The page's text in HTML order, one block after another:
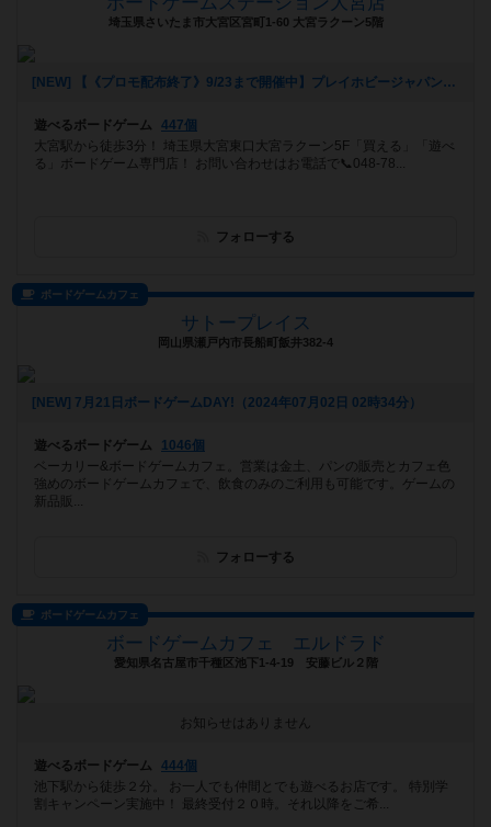
埼玉県さいたま市大宮区宮町1-60 大宮ラクーン5階
[NEW] 【《プロモ配布終了》9/23まで開催中】プレイホビージャパン！第31回 クトナー・ホラ：銀の町《土地権協定》体験会（2024年08月11日 16時22分）
遊べるボードゲーム
447個
大宮駅から徒歩3分！ 埼玉県大宮東口大宮ラクーン5F「買える」「遊べ
る」ボードゲーム専門店！ お問い合わせはお電話で📞048-78...
フォローする
ボードゲームカフェ
サトープレイス
岡山県瀬戸内市長船町飯井382-4
[NEW] 7月21日ボードゲームDAY!（2024年07月02日 02時34分）
遊べるボードゲーム
1046個
ベーカリー&ボードゲームカフェ。営業は金土、パンの販売とカフェ色
強めのボードゲームカフェで、飲食のみのご利用も可能です。ゲームの
新品販...
フォローする
ボードゲームカフェ
ボードゲームカフェ エルドラド
愛知県名古屋市千種区池下1-4-19 安藤ビル２階
お知らせはありません
遊べるボードゲーム
444個
池下駅から徒歩２分。 お一人でも仲間とでも遊べるお店です。 特別学
割キャンペーン実施中！ 最終受付２０時。それ以降をご希...